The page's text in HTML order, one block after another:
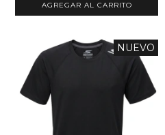
AGREGAR AL CARRITO
NUEVO